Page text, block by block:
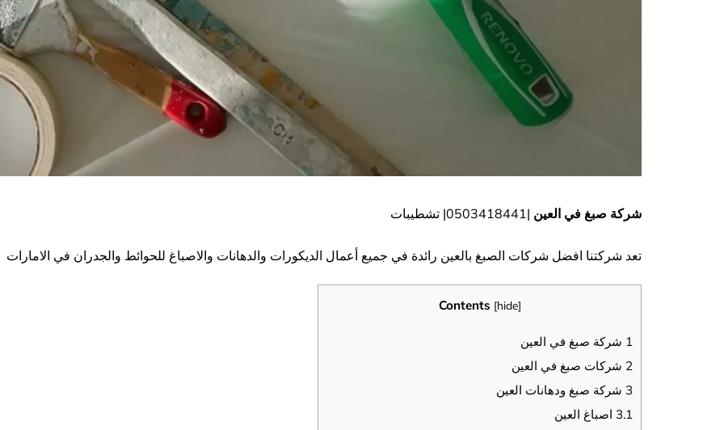
شركة صبغ في العين |0503418441| تشطيبات
تعد شركتنا افضل شركات الصبغ بالعين رائدة في جميع أعمال الديكورات والدهانات والاصباغ للحوائط والجدران في الامارات
Contents [hide]
1 شركة صبغ في العين
2 شركات صبغ في العين
3 شركة صبغ ودهانات العين
3.1 اصباغ العين